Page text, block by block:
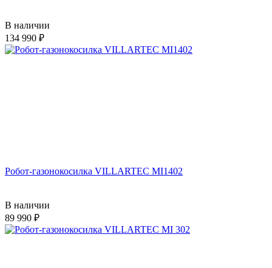
В наличии
134 990
Робот-газонокосилка VILLARTEC MI1402
В наличии
89 990